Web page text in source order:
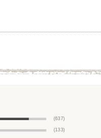
(637)
(133)